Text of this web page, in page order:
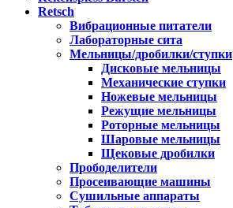
Retsch
Вибрационные питатели
Лабораторные сита
Мельницы/дробилки/ступки
Дисковые мельницы
Механические ступки
Ножевые мельницы
Режущие мельницы
Роторные мельницы
Шаровые мельницы
Щековые дробилки
Прободелители
Просеивающие машины
Сушильные аппараты